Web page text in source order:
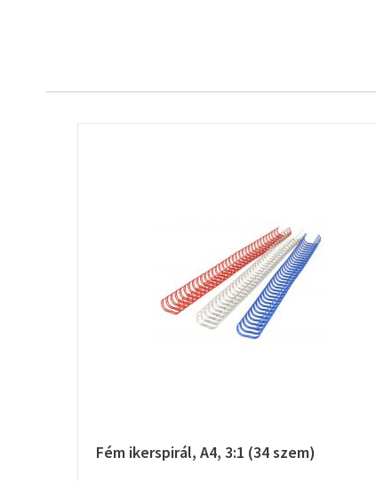
Fém ikerspirál, A4, 3:1 (34 szem)